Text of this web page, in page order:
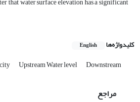
کلیدواژه‌ها English
Upstream Water level Downstream
مراجع